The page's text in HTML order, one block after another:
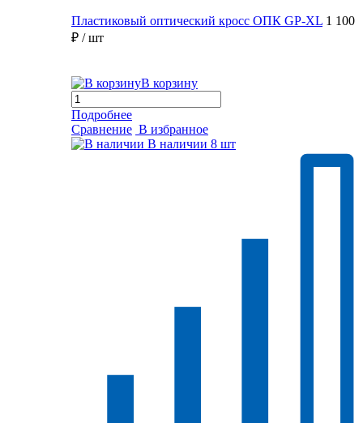
Пластиковый оптический кросс ОПК GP-XL 1 100
₽ / шт
В корзину
Подробнее
Сравнение В избранное
В наличии 8 шт